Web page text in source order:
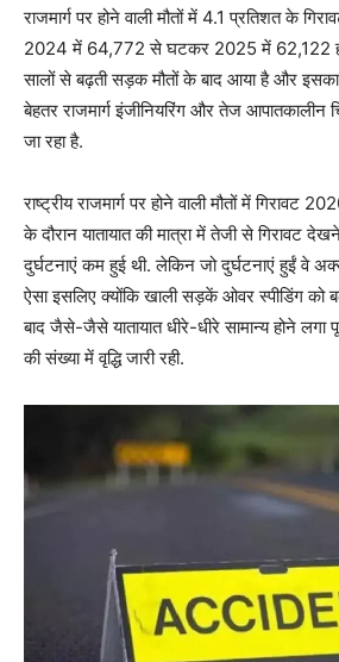
राजमार्ग पर होने वाली मौतों में 4.1 प्रतिशत के
2024 में 64,772 से घटकर 2025 में 62,122
सालों से बढ़ती सड़क मौतों के बाद आया है और
बेहतर राजमार्ग इंजीनियरिंग और तेज आपातकालीन
जा रहा है.
राष्ट्रीय राजमार्ग पर होने वाली मौतों में गिरावट
के दौरान यातायात की मात्रा में तेजी से गिरावट
दुर्घटनाएं कम हुई थी. लेकिन जो दुर्घटनाएं हुईं वे
ऐसा इसलिए ‌क्योंकि खाली सड़कें ओवर स्पीडिंग को
बाद जैसे-जैसे यातायात धीरे-धीरे सामान्य होने
की संख्या में वृद्धि जारी रही.